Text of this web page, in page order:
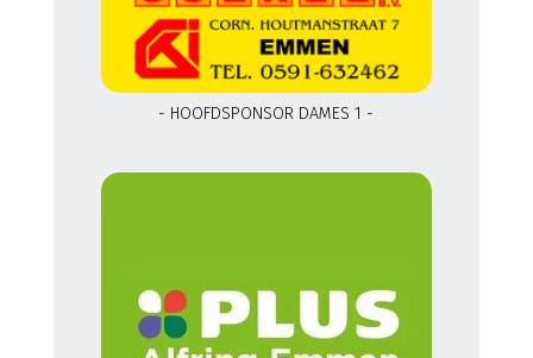
- HOOFDSPONSOR DAMES 1 -